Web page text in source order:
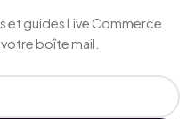
et guides Live Commerce
boîte mail.